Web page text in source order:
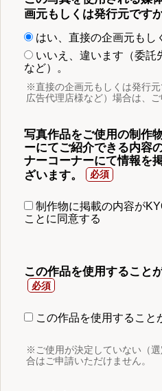
画元もしくは発行元です
はい、直接の企画元もし
いいえ、違います（委託
など）。
※直接の企画元もしくは発行元
広告代理店様など）場合は、ご
写真作品をご使用の制作
ーにてご紹介できる内容
ナーコーナーにて情報を
ざいます。
制作物に掲載の内容が
ことに同意する
この作品を使用すること
この作品を使用すること
※ご使用が決定していない（
合はご申請いただけません。